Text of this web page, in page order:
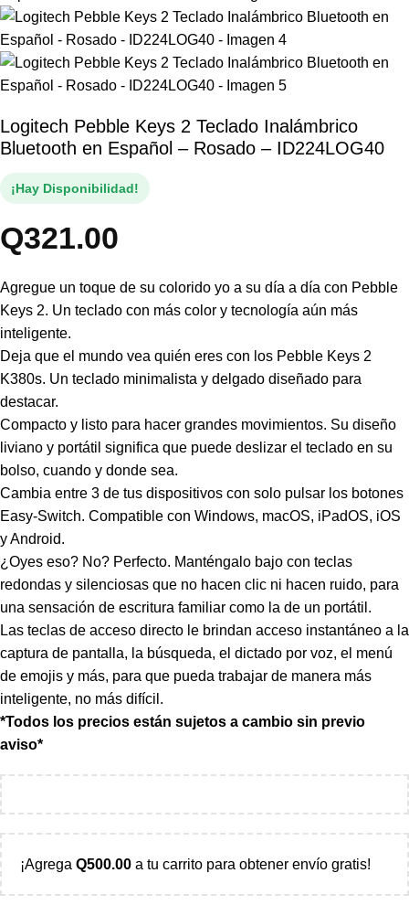
Logitech Pebble Keys 2 Teclado Inalámbrico
Bluetooth en Español – Rosado – ID224LOG40
¡Hay Disponibilidad!
Q321.00
Agregue un toque de su colorido yo a su día a día con Pebble
Keys 2. Un teclado con más color y tecnología aún más
inteligente.
Deja que el mundo vea quién eres con los Pebble Keys 2
K380s. Un teclado minimalista y delgado diseñado para
destacar.
Compacto y listo para hacer grandes movimientos. Su diseño
liviano y portátil significa que puede deslizar el teclado en su
bolso, cuando y donde sea.
Cambia entre 3 de tus dispositivos con solo pulsar los botones
Easy-Switch. Compatible con Windows, macOS, iPadOS, iOS
y Android.
¿Oyes eso? No? Perfecto. Manténgalo bajo con teclas
redondas y silenciosas que no hacen clic ni hacen ruido, para
una sensación de escritura familiar como la de un portátil.
Las teclas de acceso directo le brindan acceso instantáneo a la
captura de pantalla, la búsqueda, el dictado por voz, el menú
de emojis y más, para que pueda trabajar de manera más
inteligente, no más difícil.
*Todos los precios están sujetos a cambio sin previo
aviso*
¡Agrega Q500.00 a tu carrito para obtener envío gratis!